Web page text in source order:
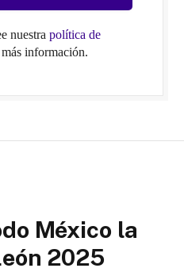
nuestra política de
información.
México la
2025